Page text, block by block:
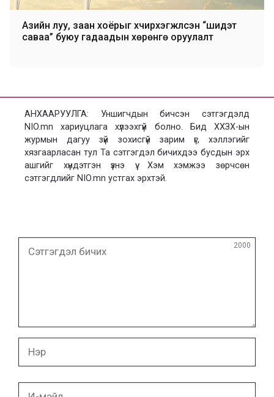
Азийн луу, заан хоёрыг хүчирхэгжүүлсэн “шидэт
саваа” буюу гадаадын хөрөнгө оруулалт
АНХААРУУЛГА: Уншигчдын бичсэн сэтгэгдэлд
NIO.mn хариуцлага хүлээхгүй болно. Бид ХХЗХ-ын
журмын дагуу зүй зохисгүй зарим үг, хэллэгийг
хязгаарласан тул Та сэтгэгдэл бичихдээ бусдын эрх
ашгийг хүндэтгэн үзнэ үү. Хэм хэмжээ зөрчсөн
сэтгэгдлийг NIO.mn устгах эрхтэй.
2000